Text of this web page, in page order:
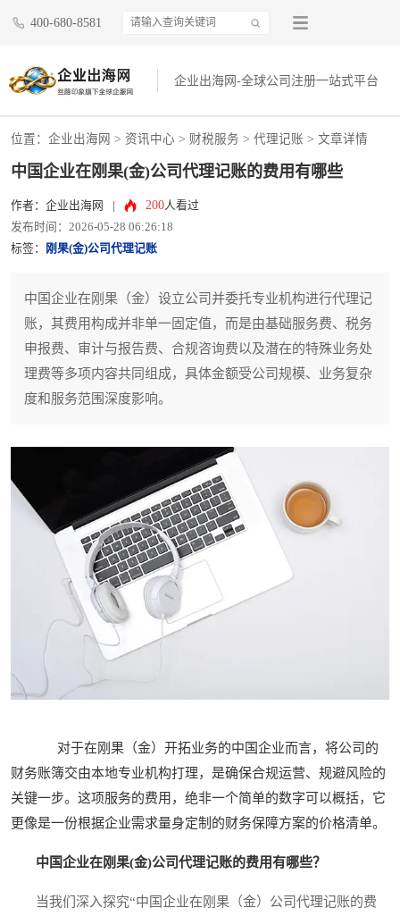
400-680-8581
企业出海网-全球公司注册一站式平台
位置： 企业出海网 > 资讯中心 > 财税服务 > 代理记账 > 文章详情
中国企业在刚果(金)公司代理记账的费用有哪些
作者：企业出海网 200人看过
发布时间：2026-05-28 06:26:18
标签：
刚果(金)公司代理记账
中国企业在刚果（金）设立公司并委托专业机构进行代理记
账，其费用构成并非单一固定值，而是由基础服务费、税务
申报费、审计与报告费、合规咨询费以及潜在的特殊业务处
理费等多项内容共同组成，具体金额受公司规模、业务复杂
度和服务范围深度影响。
对于在刚果（金）开拓业务的中国企业而言，将公司的
财务账簿交由本地专业机构打理，是确保合规运营、规避风险的
关键一步。这项服务的费用，绝非一个简单的数字可以概括，它
更像是一份根据企业需求量身定制的财务保障方案的价格清单。
中国企业在刚果(金)公司代理记账的费用有哪些？
当我们深入探究“中国企业在刚果（金）公司代理记账的费